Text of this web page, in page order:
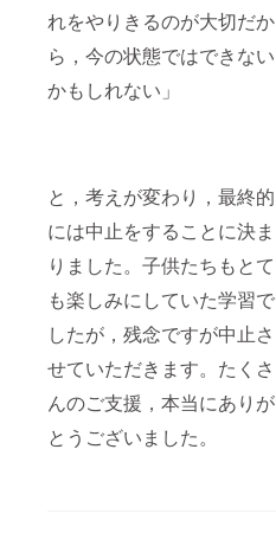
れをやりきるのが大切だか
ら，今の状態ではできない
かもしれない」
と，考えが変わり，最終的
には中止をすることに決ま
りました。子供たちもとて
も楽しみにしていた学習で
したが，残念ですが中止さ
せていただきます。たくさ
んのご支援，本当にありが
とうございました。